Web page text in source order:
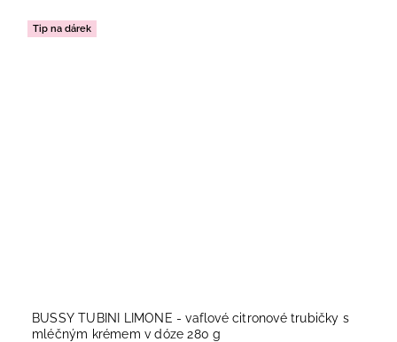
Tip na dárek
BUSSY TUBINI LIMONE - vaflové citronové trubičky s
mléčným krémem v dóze 280 g